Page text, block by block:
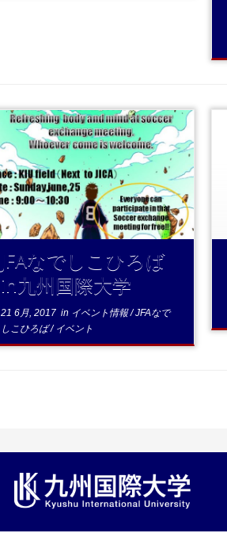
...続きを読む
JFAなでしこひろば
in九州国際大学
21 6月, 2017 in イベント情報/JFAなで
しこひろば/ イベント